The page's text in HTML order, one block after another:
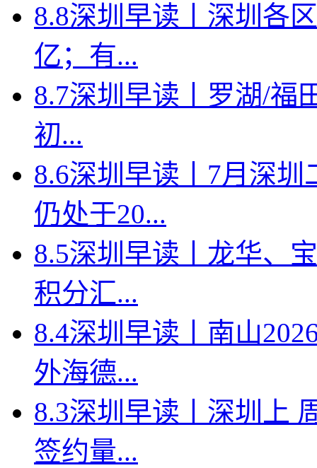
8.8深圳早读丨深圳各
亿；有...
8.7深圳早读丨罗湖/福
初...
8.6深圳早读丨7月深
仍处于20...
8.5深圳早读丨龙华、
积分汇...
8.4深圳早读丨南山
外海德...
8.3深圳早读丨深圳上
签约量...